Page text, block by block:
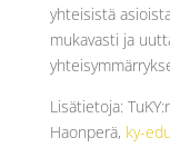
yhteisistä
mukavasti ja
Lisätietoja:
Haonperä, ky-